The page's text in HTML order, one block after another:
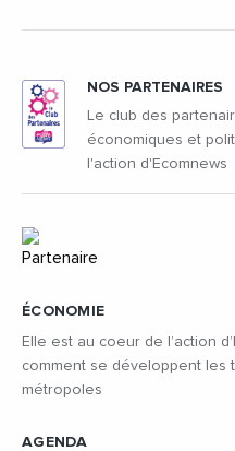
ÉCONOMIE
Elle est au coeur de l’action
comment se développent les
métropoles
AGENDA
NOS PARTENAIRES
Le club des
économiques et
l'action d'Ecomnews